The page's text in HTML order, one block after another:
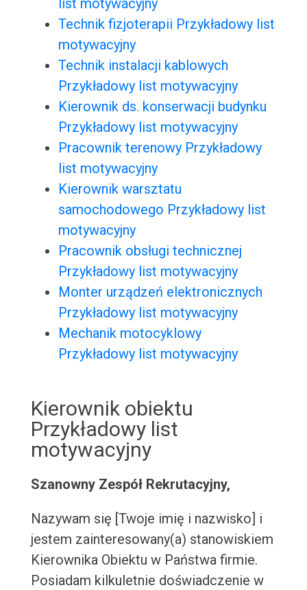
list motywacyjny
Technik fizjoterapii Przykładowy list
motywacyjny
Technik instalacji kablowych
Przykładowy list motywacyjny
Kierownik ds. konserwacji budynku
Przykładowy list motywacyjny
Pracownik terenowy Przykładowy
list motywacyjny
Kierownik warsztatu
samochodowego Przykładowy list
motywacyjny
Pracownik obsługi technicznej
Przykładowy list motywacyjny
Monter urządzeń elektronicznych
Przykładowy list motywacyjny
Mechanik motocyklowy
Przykładowy list motywacyjny
Kierownik obiektu
Przykładowy list
motywacyjny
Szanowny Zespół Rekrutacyjny,
Nazywam się [Twoje imię i nazwisko] i
jestem zainteresowany(a) stanowiskiem
Kierownika Obiektu w Państwa firmie.
Posiadam kilkuletnie doświadczenie w